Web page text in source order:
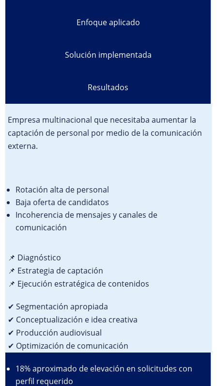
Enfoque aplicado
Solución implementada
Resultados
Empresa multinacional que necesitaba aumentar la
captación de personal por medio de la comunicación
externa.
Rotación alta de personal
Baja oferta de candidatos
Incoherencia de mensajes y canales de
comunicación
📌 Diagnóstico
📌 Estrategia de captación
📌 Ejecución estratégica de contenidos
✔ Segmentación apropiada
✔ Conceptualización e idea creativa
✔ Producción audiovisual
✔ Optimización de comunicación
18% aproximado de elevación en solicitudes con
perfil requerido